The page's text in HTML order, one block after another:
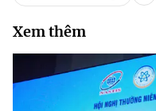
Xem thêm